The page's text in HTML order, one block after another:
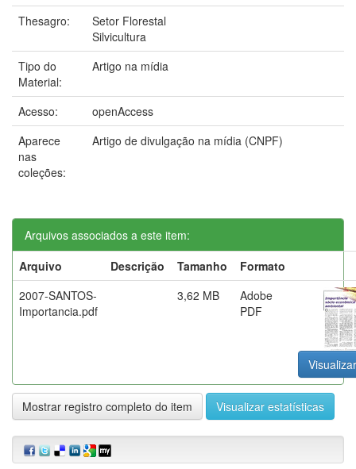
Thesagro:
Setor Florestal
Silvicultura
Tipo do
Material:
Artigo na mídia
Acesso:
openAccess
Aparece
nas
coleções:
Artigo de divulgação na mídia (CNPF)
Arquivos associados a este item:
Arquivo
Descrição Tamanho
Formato
2007-SANTOS-
Importancia.pdf
3,62 MB
Adobe
PDF
Mostrar registro completo do item Visualizar estatísticas